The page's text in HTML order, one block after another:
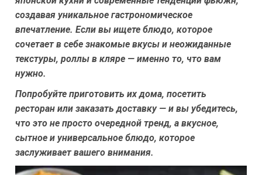
создавая уникальное гастрономическое
впечатление. Если вы ищете блюдо, которое
сочетает в себе знакомые вкусы и неожиданные
текстуры, роллы в кляре — именно то, что вам
нужно.
Попробуйте приготовить их дома, посетить
ресторан или заказать доставку — и вы убедитесь,
что это не просто очередной тренд, а вкусное,
сытное и универсальное блюдо, которое
заслуживает вашего внимания.